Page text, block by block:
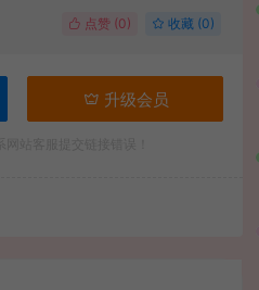
点赞 (0) 收藏 (0)
升级会员